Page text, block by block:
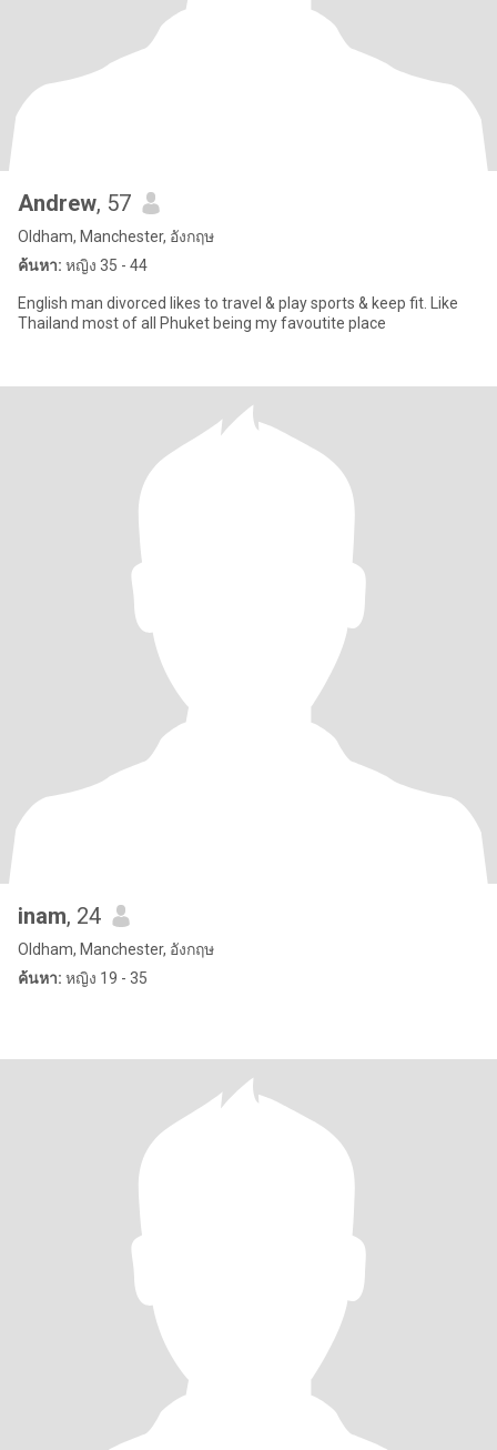
Andrew, 57
Oldham, Manchester, อังกฤษ
ค้นหา: หญิง 35 - 44
English man divorced likes to travel & play sports & keep fit. Like
Thailand most of all Phuket being my favoutite place
inam, 24
Oldham, Manchester, อังกฤษ
ค้นหา: หญิง 19 - 35